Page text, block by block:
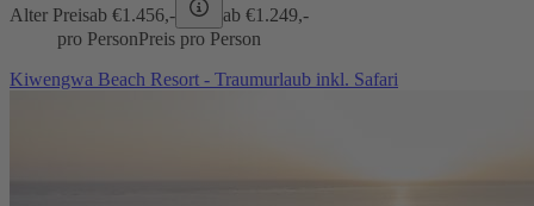
Alter Preisab €1.456,- ab €1.249,-
pro PersonPreis pro Person
Kiwengwa Beach Resort - Traumurlaub inkl. Safari